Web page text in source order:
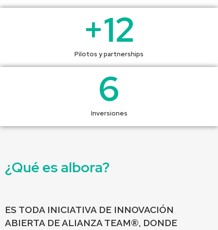
Pilotos y partnerships
+12
Inversiones
6
¿Qué es albora?
ES TODA INICIATIVA DE INNOVACIÓN
ABIERTA DE ALIANZA TEAM®, DONDE